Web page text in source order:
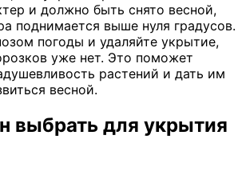
и должно быть снято весной,
поднимается выше нуля градусов.
погоды и удаляйте укрытие,
уже нет. Это поможет
растений и дать им
весной.
выбрать для укрытия